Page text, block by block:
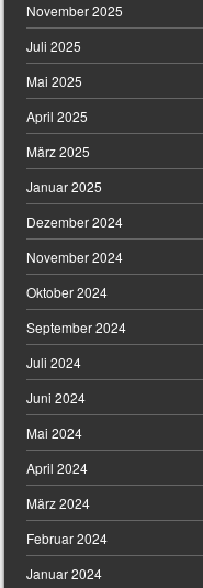
November 2025
Juli 2025
Mai 2025
April 2025
März 2025
Januar 2025
Dezember 2024
November 2024
Oktober 2024
September 2024
Juli 2024
Juni 2024
Mai 2024
April 2024
März 2024
Februar 2024
Januar 2024